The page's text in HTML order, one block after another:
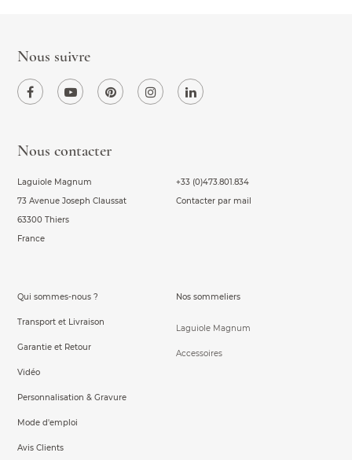
Qui sommes-nous ?
Transport et Livraison
Garantie et Retour
Vidéo
Personnalisation & Gravure
Mode d'emploi
Avis Clients
Nos sommeliers
Laguiole Magnum
Accessoires
Nous contacter
Laguiole Magnum
73 Avenue Joseph Claussat
63300 Thiers
France
+33 (0)473.801.834
Contacter par mail
Nous suivre